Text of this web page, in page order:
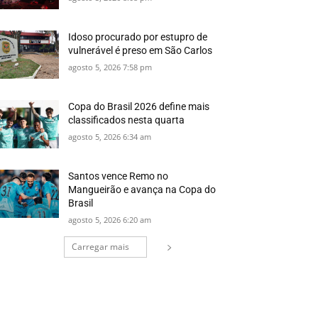
Idoso procurado por estupro de
vulnerável é preso em São Carlos
agosto 5, 2026 7:58 pm
Copa do Brasil 2026 define mais
classificados nesta quarta
agosto 5, 2026 6:34 am
Santos vence Remo no
Mangueirão e avança na Copa do
Brasil
agosto 5, 2026 6:20 am
Carregar mais